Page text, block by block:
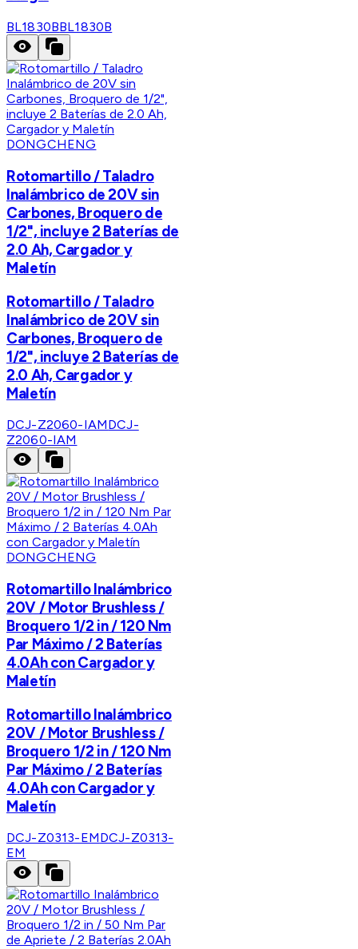
BL1830BBL1830B
DONGCHENG
Rotomartillo / Taladro
Inalámbrico de 20V sin
Carbones, Broquero de
1/2", incluye 2 Baterías de
2.0 Ah, Cargador y
Maletín
Rotomartillo / Taladro
Inalámbrico de 20V sin
Carbones, Broquero de
1/2", incluye 2 Baterías de
2.0 Ah, Cargador y
Maletín
DCJ-Z2060-IAMDCJ-
Z2060-IAM
DONGCHENG
Rotomartillo Inalámbrico
20V / Motor Brushless /
Broquero 1/2 in / 120 Nm
Par Máximo / 2 Baterías
4.0Ah con Cargador y
Maletín
Rotomartillo Inalámbrico
20V / Motor Brushless /
Broquero 1/2 in / 120 Nm
Par Máximo / 2 Baterías
4.0Ah con Cargador y
Maletín
DCJ-Z0313-EMDCJ-Z0313-
EM